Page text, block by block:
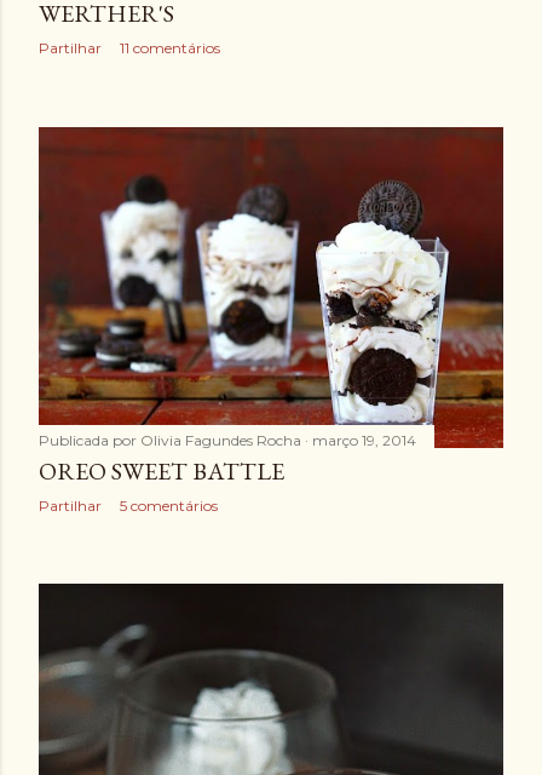
WERTHER'S
Partilhar 11 comentários
Publicada por Olivia Fagundes Rocha março 19, 2014
OREO SWEET BATTLE
Partilhar 5 comentários